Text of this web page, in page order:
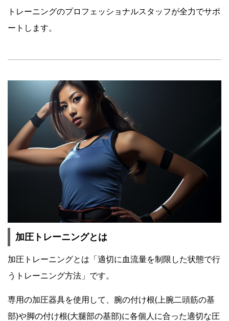
トレーニングのプロフェッショナルスタッフが全力でサポ
ートします。
加圧トレーニングとは
加圧トレーニングとは「適切に血流量を制限した状態で行
うトレーニング方法」です。
専用の加圧器具を使用して、腕の付け根(上腕二頭筋の基
部)や脚の付け根(大腿部の基部)に各個人に合った適切な圧